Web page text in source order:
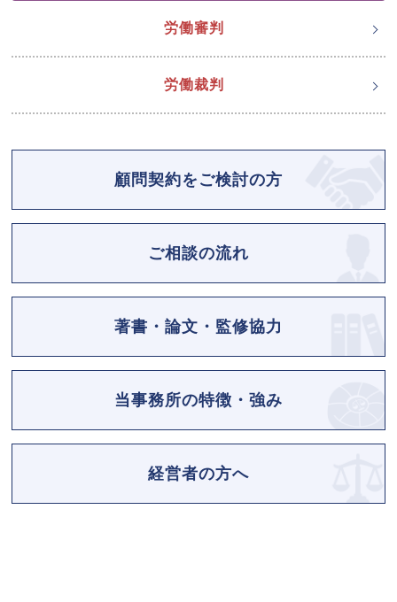
労働審判
労働裁判
顧問契約をご検討の方
ご相談の流れ
著書・論文・監修協力
当事務所の特徴・強み
経営者の方へ